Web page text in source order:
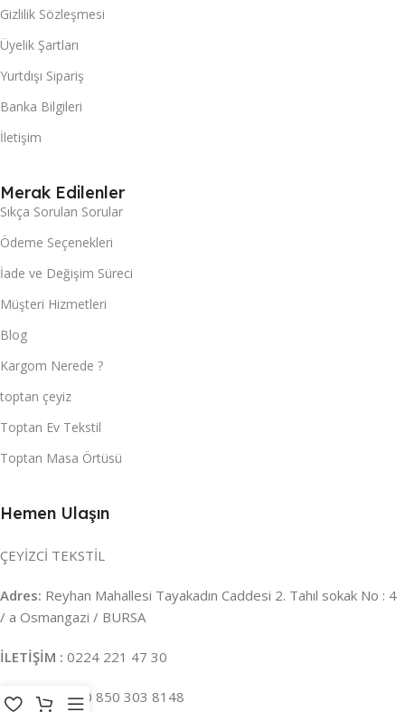
Gizlilik Sözleşmesi
Üyelik Şartları
Yurtdışı Sipariş
Banka Bilgileri
İletişim
Merak Edilenler
Sıkça Sorulan Sorular
Ödeme Seçenekleri
İade ve Değişim Süreci
Müşteri Hizmetleri
Blog
Kargom Nerede ?
toptan çeyiz
Toptan Ev Tekstil
Toptan Masa Örtüsü
Hemen Ulaşın
ÇEYİZCİ TEKSTİL
Adres: Reyhan Mahallesi Tayakadın Caddesi 2. Tahıl sokak No : 4
/ a Osmangazi / BURSA
İLETİŞİM : 0224 221 47 30
WHATSAPP :0 850 303 8148